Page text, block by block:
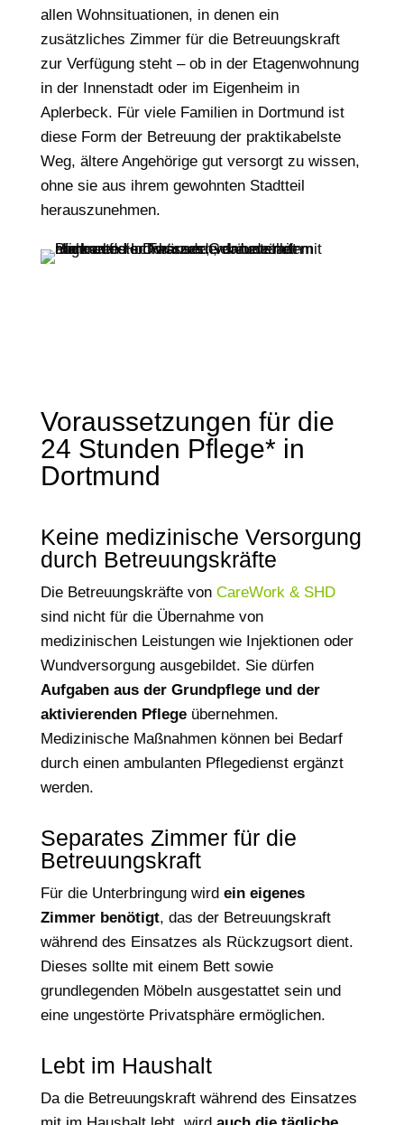
allen Wohnsituationen, in denen ein
zusätzliches Zimmer für die Betreuungskraft
zur Verfügung steht – ob in der Etagenwohnung
in der Innenstadt oder im Eigenheim in
Aplerbeck. Für viele Familien in Dortmund ist
diese Form der Betreuung der praktikabelste
Weg, ältere Angehörige gut versorgt zu wissen,
ohne sie aus ihrem gewohnten Stadtteil
herauszunehmen.
Voraussetzungen für die
24 Stunden Pflege* in
Dortmund
Keine medizinische Versorgung
durch Betreuungskräfte
Die Betreuungskräfte von CareWork & SHD
sind nicht für die Übernahme von
medizinischen Leistungen wie Injektionen oder
Wundversorgung ausgebildet. Sie dürfen
Aufgaben aus der Grundpflege und der
aktivierenden Pflegeübernehmen.
Medizinische Maßnahmen können bei Bedarf
durch einen ambulanten Pflegedienst ergänzt
werden.
Separates Zimmer für die
Betreuungskraft
Für die Unterbringung wird ein eigenes
Zimmer benötigt, das der Betreuungskraft
während des Einsatzes als Rückzugsort dient.
Dieses sollte mit einem Bett sowie
grundlegenden Möbeln ausgestattet sein und
eine ungestörte Privatsphäre ermöglichen.
Lebt im Haushalt
Da die Betreuungskraft während des Einsatzes